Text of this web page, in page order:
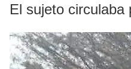
El sujeto